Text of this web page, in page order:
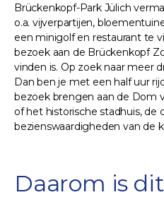
Brückenkopf-Park Jülich
o.a. vijverpartijen,
een minigolf en restaurant te
bezoek aan de Brückenkopf
vinden is. Op zoek naar meer
Dan ben je met een half uur
bezoek brengen aan de Dom
of het historische stadhuis, de
bezienswaardigheden van de
Daarom is